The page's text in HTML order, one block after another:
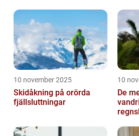
10 november 2025
Skidåkning på orörda
fjällsluttningar
10
De